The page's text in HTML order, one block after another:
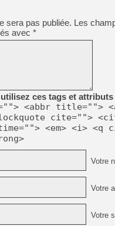
sera pas publiée. Les
avec *
ces tags et attributs
<abbr title="">
cite="">
<em> <i> <q
Votre
Votre
Votre